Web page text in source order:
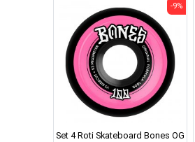
Set 4 Roti Skateboard Bones OG
-9%